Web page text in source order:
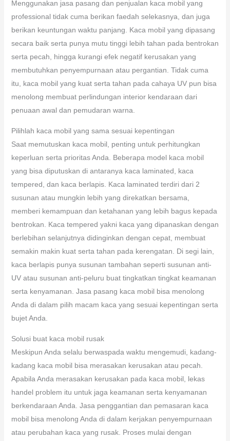
Menggunakan jasa pasang dan penjualan kaca mobil yang
professional tidak cuma berikan faedah selekasnya, dan juga
berikan keuntungan waktu panjang. Kaca mobil yang dipasang
secara baik serta punya mutu tinggi lebih tahan pada bentrokan
serta pecah, hingga kurangi efek negatif kerusakan yang
membutuhkan penyempurnaan atau pergantian. Tidak cuma
itu, kaca mobil yang kuat serta tahan pada cahaya UV pun bisa
menolong membuat perlindungan interior kendaraan dari
penuaan awal dan pemudaran warna.
Pilihlah kaca mobil yang sama sesuai kepentingan
Saat memutuskan kaca mobil, penting untuk perhitungkan
keperluan serta prioritas Anda. Beberapa model kaca mobil
yang bisa diputuskan di antaranya kaca laminated, kaca
tempered, dan kaca berlapis. Kaca laminated terdiri dari 2
susunan atau mungkin lebih yang direkatkan bersama,
memberi kemampuan dan ketahanan yang lebih bagus kepada
bentrokan. Kaca tempered yakni kaca yang dipanaskan dengan
berlebihan selanjutnya didinginkan dengan cepat, membuat
semakin makin kuat serta tahan pada kerengatan. Di segi lain,
kaca berlapis punya susunan tambahan seperti susunan anti-
UV atau susunan anti-peluru buat tingkatkan tingkat keamanan
serta kenyamanan. Jasa pasang kaca mobil bisa menolong
Anda di dalam pilih macam kaca yang sesuai kepentingan serta
bujet Anda.
Solusi buat kaca mobil rusak
Meskipun Anda selalu berwaspada waktu mengemudi, kadang-
kadang kaca mobil bisa merasakan kerusakan atau pecah.
Apabila Anda merasakan kerusakan pada kaca mobil, lekas
handel problem itu untuk jaga keamanan serta kenyamanan
berkendaraan Anda. Jasa penggantian dan pemasaran kaca
mobil bisa menolong Anda di dalam kerjakan penyempurnaan
atau perubahan kaca yang rusak. Proses mulai dengan